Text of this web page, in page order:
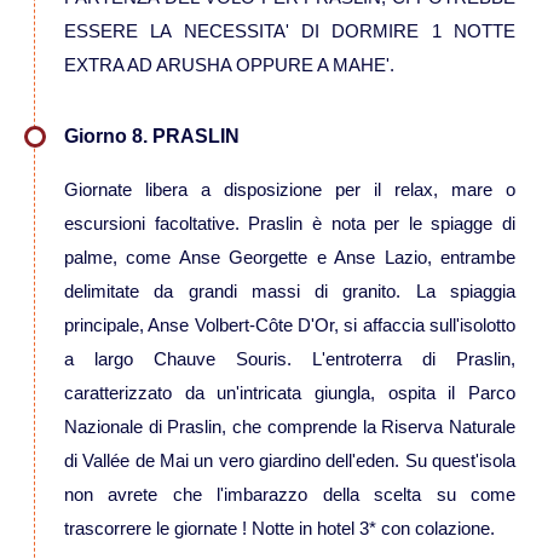
Viaggi in Alaska
Viaggi in Canada
Viaggi in USA
Oceania
Viaggi in Isole Cook
Viaggi in Nuova Zelanda
ESSERE LA NECESSITA' DI DORMIRE 1 NOTTE
EXTRA AD ARUSHA OPPURE A MAHE'.
Giorno 8. PRASLIN
Giornate libera a disposizione per il relax, mare o
escursioni facoltative. Praslin è nota per le spiagge di
palme, come Anse Georgette e Anse Lazio, entrambe
delimitate da grandi massi di granito. La spiaggia
principale, Anse Volbert-Côte D'Or, si affaccia sull'isolotto
a largo Chauve Souris. L'entroterra di Praslin,
caratterizzato da un'intricata giungla, ospita il Parco
Nazionale di Praslin, che comprende la Riserva Naturale
di Vallée de Mai un vero giardino dell'eden. Su quest'isola
non avrete che l'imbarazzo della scelta su come
trascorrere le giornate ! Notte in hotel 3* con colazione.